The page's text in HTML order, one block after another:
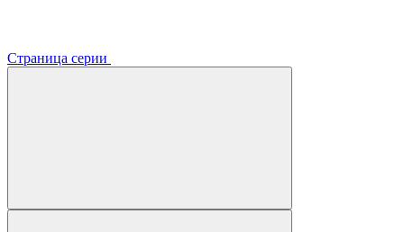
Страница серии